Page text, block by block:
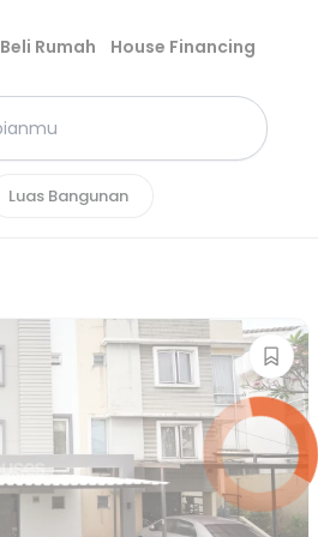
Beli Rumah House Financing
Luas Bangunan